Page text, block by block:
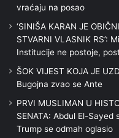
vraćaju na posao
‘SINIŠA KARAN JE
STVARNI VLASNIK RS’:
Institucije ne postoje,
ŠOK VIJEST KOJA JE
Bugojna zvao se Ante
PRVI MUSLIMAN U
SENATA: Abdul El-
Trump se odmah oglasio